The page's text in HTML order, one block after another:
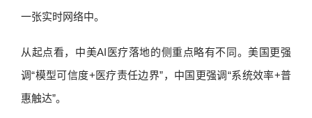
一张实时网络中。
从起点看，中美AI医疗落地的侧重点略有不同。美国更强
调“模型可信度+医疗责任边界”，中国更强调“系统效率+普
惠触达”。